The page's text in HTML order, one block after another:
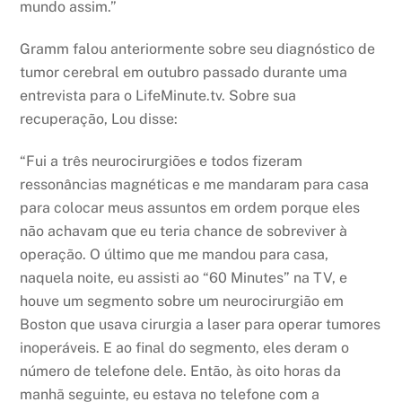
mundo assim.”
Gramm falou anteriormente sobre seu diagnóstico de
tumor cerebral em outubro passado durante uma
entrevista para o LifeMinute.tv. Sobre sua
recuperação, Lou disse:
“Fui a três neurocirurgiões e todos fizeram
ressonâncias magnéticas e me mandaram para casa
para colocar meus assuntos em ordem porque eles
não achavam que eu teria chance de sobreviver à
operação. O último que me mandou para casa,
naquela noite, eu assisti ao “60 Minutes” na TV, e
houve um segmento sobre um neurocirurgião em
Boston que usava cirurgia a laser para operar tumores
inoperáveis. E ao final do segmento, eles deram o
número de telefone dele. Então, às oito horas da
manhã seguinte, eu estava no telefone com a